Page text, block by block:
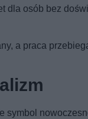
dla osób bez
a praca